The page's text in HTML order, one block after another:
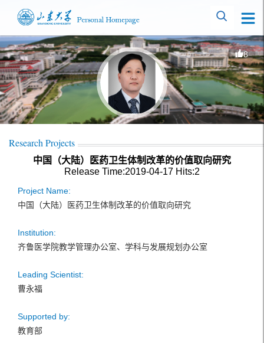
8
Research Projects
中国（大陆）医药卫生体制改革的价值取向研究
Release Time:2019-04-17 Hits:2
Project Name:
中国（大陆）医药卫生体制改革的价值取向研究
Institution:
齐鲁医学院教学管理办公室、学科与发展规划办公室
Leading Scientist:
曹永福
Supported by:
教育部